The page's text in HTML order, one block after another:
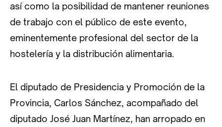
así como la posibilidad de mantener reuniones
de trabajo con el público de este evento,
eminentemente profesional del sector de la
hostelería y la distribución alimentaria.
El diputado de Presidencia y Promoción de la
Provincia, Carlos Sánchez, acompañado del
diputado José Juan Martínez, han arropado en